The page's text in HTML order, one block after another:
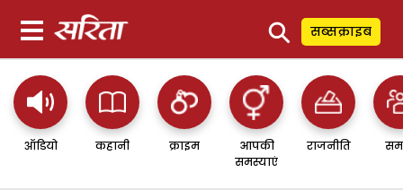
⚲ सब्सक्राइब
ऑडियो कहानी क्राइम
आपकी
समस्याएं
राजनीति